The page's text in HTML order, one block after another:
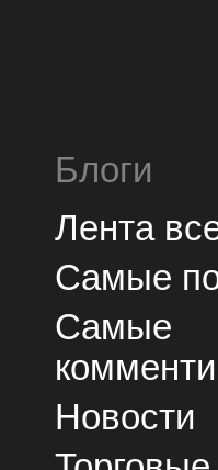
Блоги
Лента
Самые
Самые
Новости